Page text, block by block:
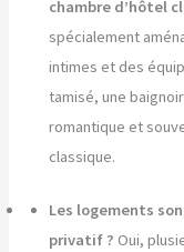
chambre d’hôtel
spécialement
intimes et des
tamisé, une
romantique et
classique.
Les logements
privatif ? Oui,